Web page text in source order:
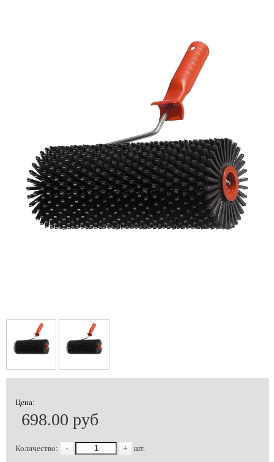
Цена:
698.00 руб
Количество: - + шт.